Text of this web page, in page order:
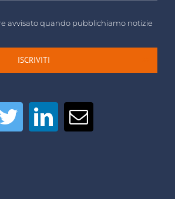
avvisato quando pubblichiamo notizie
ISCRIVITI